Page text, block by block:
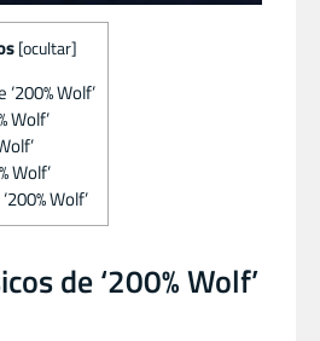
[ocultar]
Wolf’
Wolf’
Wolf’
Wolf’
de ‘200% Wolf’